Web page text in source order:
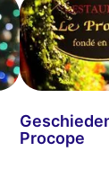
Procope